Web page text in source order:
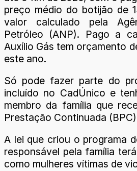
preço médio do botijão de
valor calculado pela
Petróleo (ANP). Pago a
Auxílio Gás tem orçamento
este ano.
Só pode fazer parte do
incluído no CadÚnico e
membro da família que
Prestação Continuada
A lei que criou o programa
responsável pela família
como mulheres vítimas de